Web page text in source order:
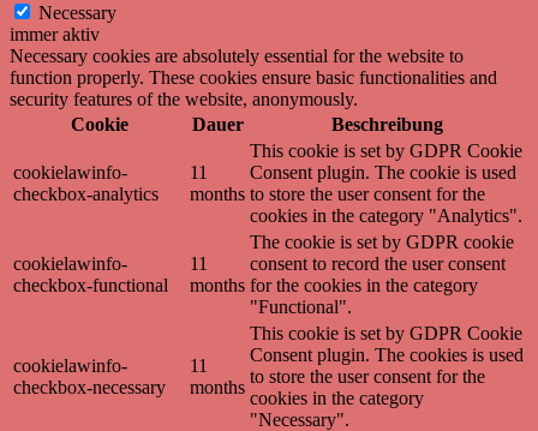
Necessary
immer aktiv
Necessary cookies are absolutely essential for the website to
function properly. These cookies ensure basic functionalities and
security features of the website, anonymously.
Cookie
Dauer Beschreibung
cookielawinfo-
checkbox-analytics
11
months
This cookie is set by GDPR Cookie
Consent plugin. The cookie is used
to store the user consent for the
cookies in the category "Analytics".
cookielawinfo-
checkbox-functional
11
months
The cookie is set by GDPR cookie
consent to record the user consent
for the cookies in the category
"Functional".
cookielawinfo-
checkbox-necessary
11
months
This cookie is set by GDPR Cookie
Consent plugin. The cookies is used
to store the user consent for the
cookies in the category
"Necessary".